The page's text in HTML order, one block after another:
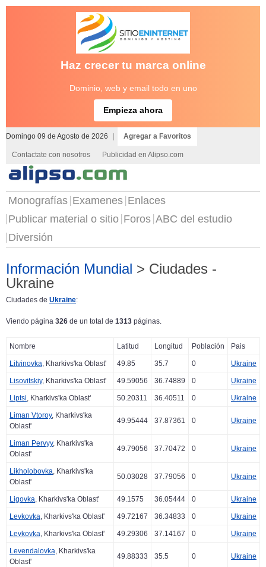
Haz crecer tu marca online
Dominio, web y email todo en uno
Empieza ahora
Domingo 09 de Agosto de 2026 Agregar a Favoritos
Contactate con nosotros Publicidad en Alipso.com
Monografías Examenes Enlaces
Publicar material o sitio Foros ABC del estudio
Diversión
Información Mundial > Ciudades -
Ukraine
Ciudades de Ukraine:
Viendo página 326 de un total de 1313 páginas.
Nombre Latitud Longitud Población Pais
Litvinovka, Kharkivs'ka Oblast' 49.85 35.7 0 Ukraine
Lisovitskiy, Kharkivs'ka Oblast' 49.59056 36.74889 0 Ukraine
Liptsi, Kharkivs'ka Oblast' 50.20311 36.40511 0 Ukraine
Liman Vtoroy, Kharkivs'ka
Oblast'
49.95444 37.87361 0 Ukraine
Liman Pervyy, Kharkivs'ka
Oblast'
49.79056 37.70472 0 Ukraine
Likholobovka, Kharkivs'ka
Oblast'
50.03028 37.79056 0 Ukraine
Ligovka, Kharkivs'ka Oblast' 49.1575 36.05444 0 Ukraine
Levkovka, Kharkivs'ka Oblast' 49.72167 36.34833 0 Ukraine
Levkovka, Kharkivs'ka Oblast' 49.29306 37.14167 0 Ukraine
Levendalovka, Kharkivs'ka
Oblast'
49.88333 35.5 0 Ukraine